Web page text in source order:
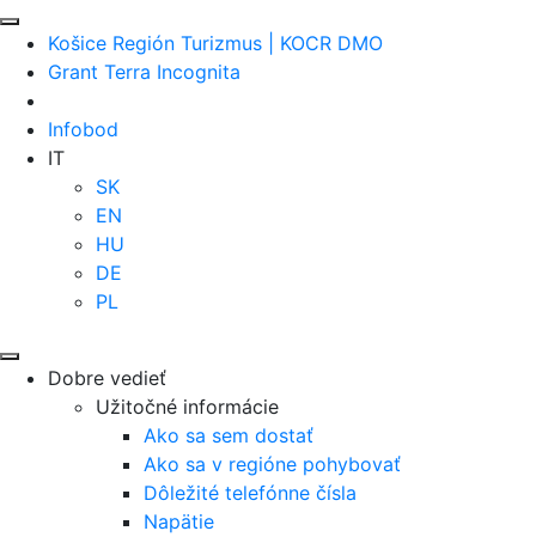
Košice Región Turizmus | KOCR DMO
Grant Terra Incognita
Infobod
IT
SK
EN
HU
DE
PL
Dobre vedieť
Užitočné informácie
Ako sa sem dostať
Ako sa v regióne pohybovať
Dôležité telefónne čísla
Napätie